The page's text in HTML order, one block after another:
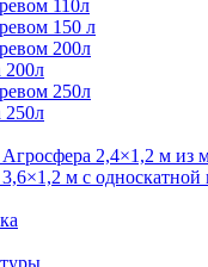
110л
150 л
200л
200л
250л
250л
2,4×1,2 м из
м с